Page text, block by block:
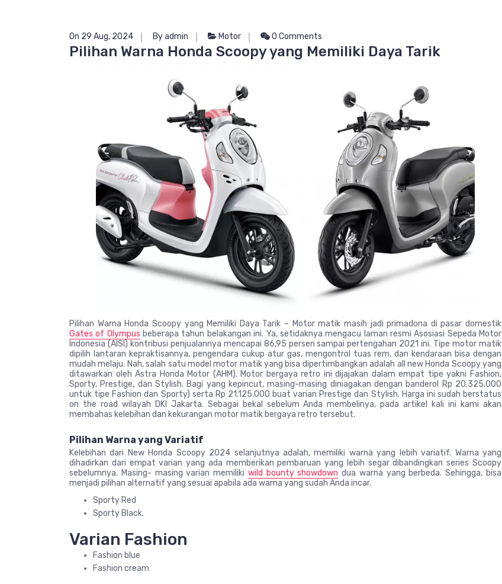
On 29 Aug, 2024 By admin Motor 0 Comments
Pilihan Warna Honda Scoopy yang Memiliki Daya Tarik
Pilihan Warna Honda Scoopy yang Memiliki Daya Tarik – Motor matik masih jadi primadona di pasar domestik
Gates of Olympus beberapa tahun belakangan ini. Ya, setidaknya mengacu laman resmi Asosiasi Sepeda Motor
Indonesia (AISI) kontribusi penjualannya mencapai 86,95 persen sampai pertengahan 2021 ini. Tipe motor matik
dipilih lantaran kepraktisannya, pengendara cukup atur gas, mengontrol tuas rem, dan kendaraan bisa dengan
mudah melaju. Nah, salah satu model motor matik yang bisa dipertimbangkan adalah all new Honda Scoopy yang
ditawarkan oleh Astra Honda Motor (AHM). Motor bergaya retro ini dijajakan dalam empat tipe yakni Fashion,
Sporty, Prestige, dan Stylish. Bagi yang kepincut, masing-masing diniagakan dengan banderol Rp 20.325.000
untuk tipe Fashion dan Sporty) serta Rp 21.125.000 buat varian Prestige dan Stylish. Harga ini sudah berstatus
on the road wilayah DKI Jakarta. Sebagai bekal sebelum Anda membelinya, pada artikel kali ini kami akan
membahas kelebihan dan kekurangan motor matik bergaya retro tersebut.
Pilihan Warna yang Variatif
Kelebihan dari New Honda Scoopy 2024 selanjutnya adalah, memiliki warna yang lebih variatif. Warna yang
dihadirkan dari empat varian yang ada memberikan pembaruan yang lebih segar dibandingkan series Scoopy
sebelumnya. Masing- masing varian memiliki wild bounty showdown dua warna yang berbeda. Sehingga, bisa
menjadi pilihan alternatif yang sesuai apabila ada warna yang sudah Anda incar.
Sporty Red
Sporty Black.
Varian Fashion
Fashion blue
Fashion cream